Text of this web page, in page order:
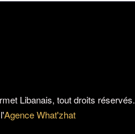
Libanais, tout droits réservés.
Agence What'zhat